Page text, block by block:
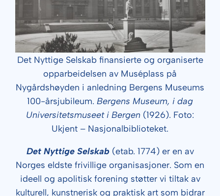
Det Nyttige Selskab finansierte og organiserte
opparbeidelsen av Muséplass på
Nygårdshøyden i anledning Bergens Museums
100-årsjubileum. Bergens Museum, i dag
Universitetsmuseet i Bergen (1926). Foto:
Ukjent – Nasjonalbiblioteket.
Det Nyttige Selskab(etab. 1774) er en av
Norges eldste frivillige organisasjoner. Som en
ideell og apolitisk forening støtter vi tiltak av
kulturell, kunstnerisk og praktisk art som bidrar